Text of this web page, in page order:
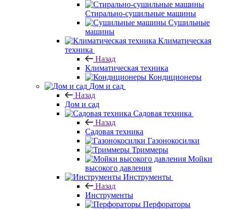
Стирально-сушильные машины
Сушильные
машины
Климатическая
техника
Назад
Климатическая техника
Кондиционеры
Дом и сад
Назад
Дом и сад
Садовая техника
Назад
Садовая техника
Газонокосилки
Триммеры
Мойки
высокого давления
Инструменты
Назад
Инструменты
Перфораторы